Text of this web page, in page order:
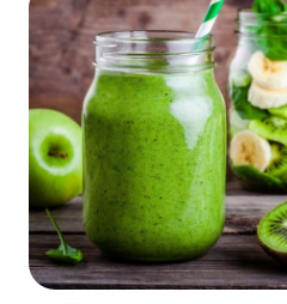
RODINA
SEX A